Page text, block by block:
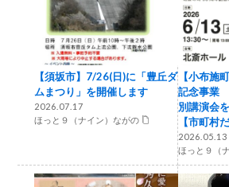
【須坂市】7/26(日)に「豊丘ダ
ムまつり」を開催します
2026.07.17
ほっと９（ナイン）ながの
【小布施
記念事業
別講演会
【市町村
2026.05.13
ほっと９（